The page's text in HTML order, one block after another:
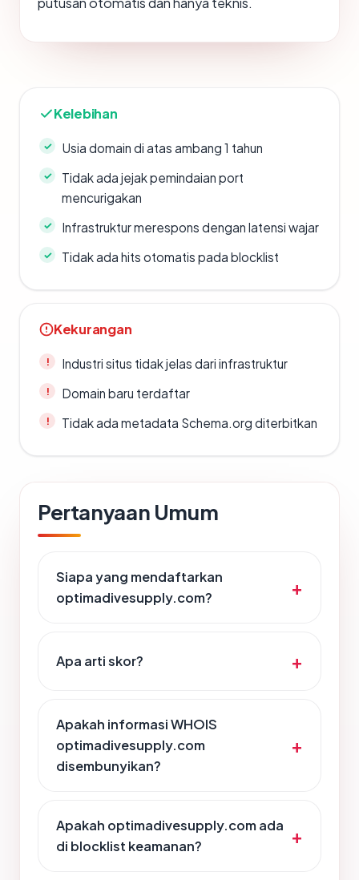
Kelebihan
Usia domain di atas ambang 1 tahun
Tidak ada jejak pemindaian port
mencurigakan
Infrastruktur merespons dengan latensi wajar
Tidak ada hits otomatis pada blocklist
Kekurangan
Industri situs tidak jelas dari infrastruktur
Domain baru terdaftar
Tidak ada metadata Schema.org diterbitkan
Pertanyaan Umum
Siapa yang mendaftarkan
optimadivesupply.com?
Apa arti skor?
Apakah informasi WHOIS
optimadivesupply.com
disembunyikan?
Apakah optimadivesupply.com ada
di blocklist keamanan?